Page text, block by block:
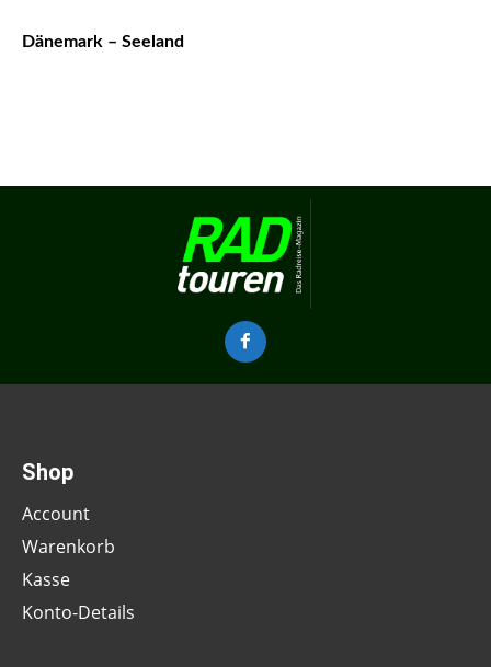
Dänemark – Seeland
Shop
Account
Warenkorb
Kasse
Konto-Details